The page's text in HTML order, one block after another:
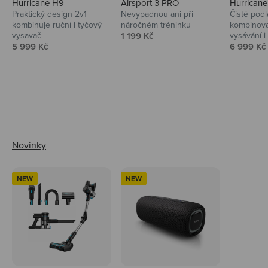
Hurricane H9
Praktický design 2v1
kombinuje ruční i tyčový
vysavač
Prodejní cena
5 999 Kč
Airsport 3 PRO
Nevypadnou ani při
náročném tréninku
Prodejní cena
1 199 Kč
Čisté
vysávání
Prodejní
6 999 Kč
NEW NEW